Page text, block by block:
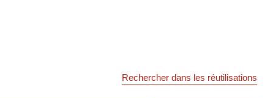
Rechercher dans les réutilisations